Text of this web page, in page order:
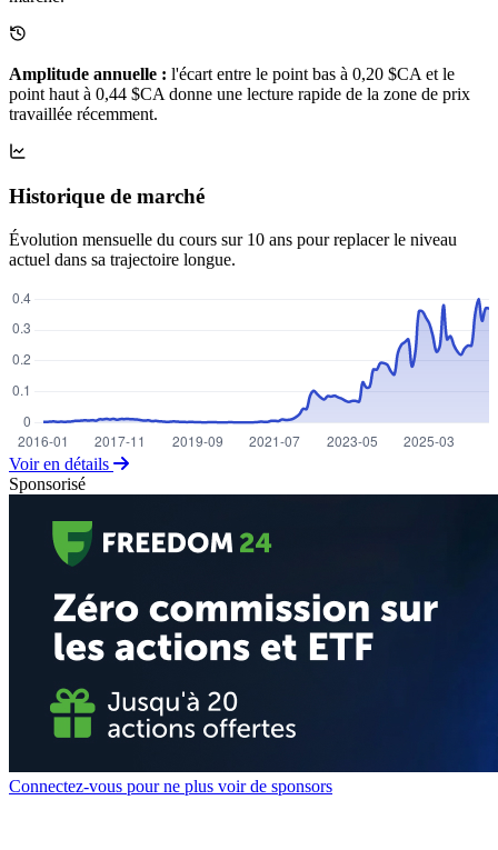
Amplitude annuelle : l'écart entre le point bas à 0,20 $CA et le
point haut à 0,44 $CA donne une lecture rapide de la zone de prix
travaillée récemment.
Historique de marché
Évolution mensuelle du cours sur 10 ans pour replacer le niveau
actuel dans sa trajectoire longue.
Voir en détails
Sponsorisé
Connectez-vous pour ne plus voir de sponsors